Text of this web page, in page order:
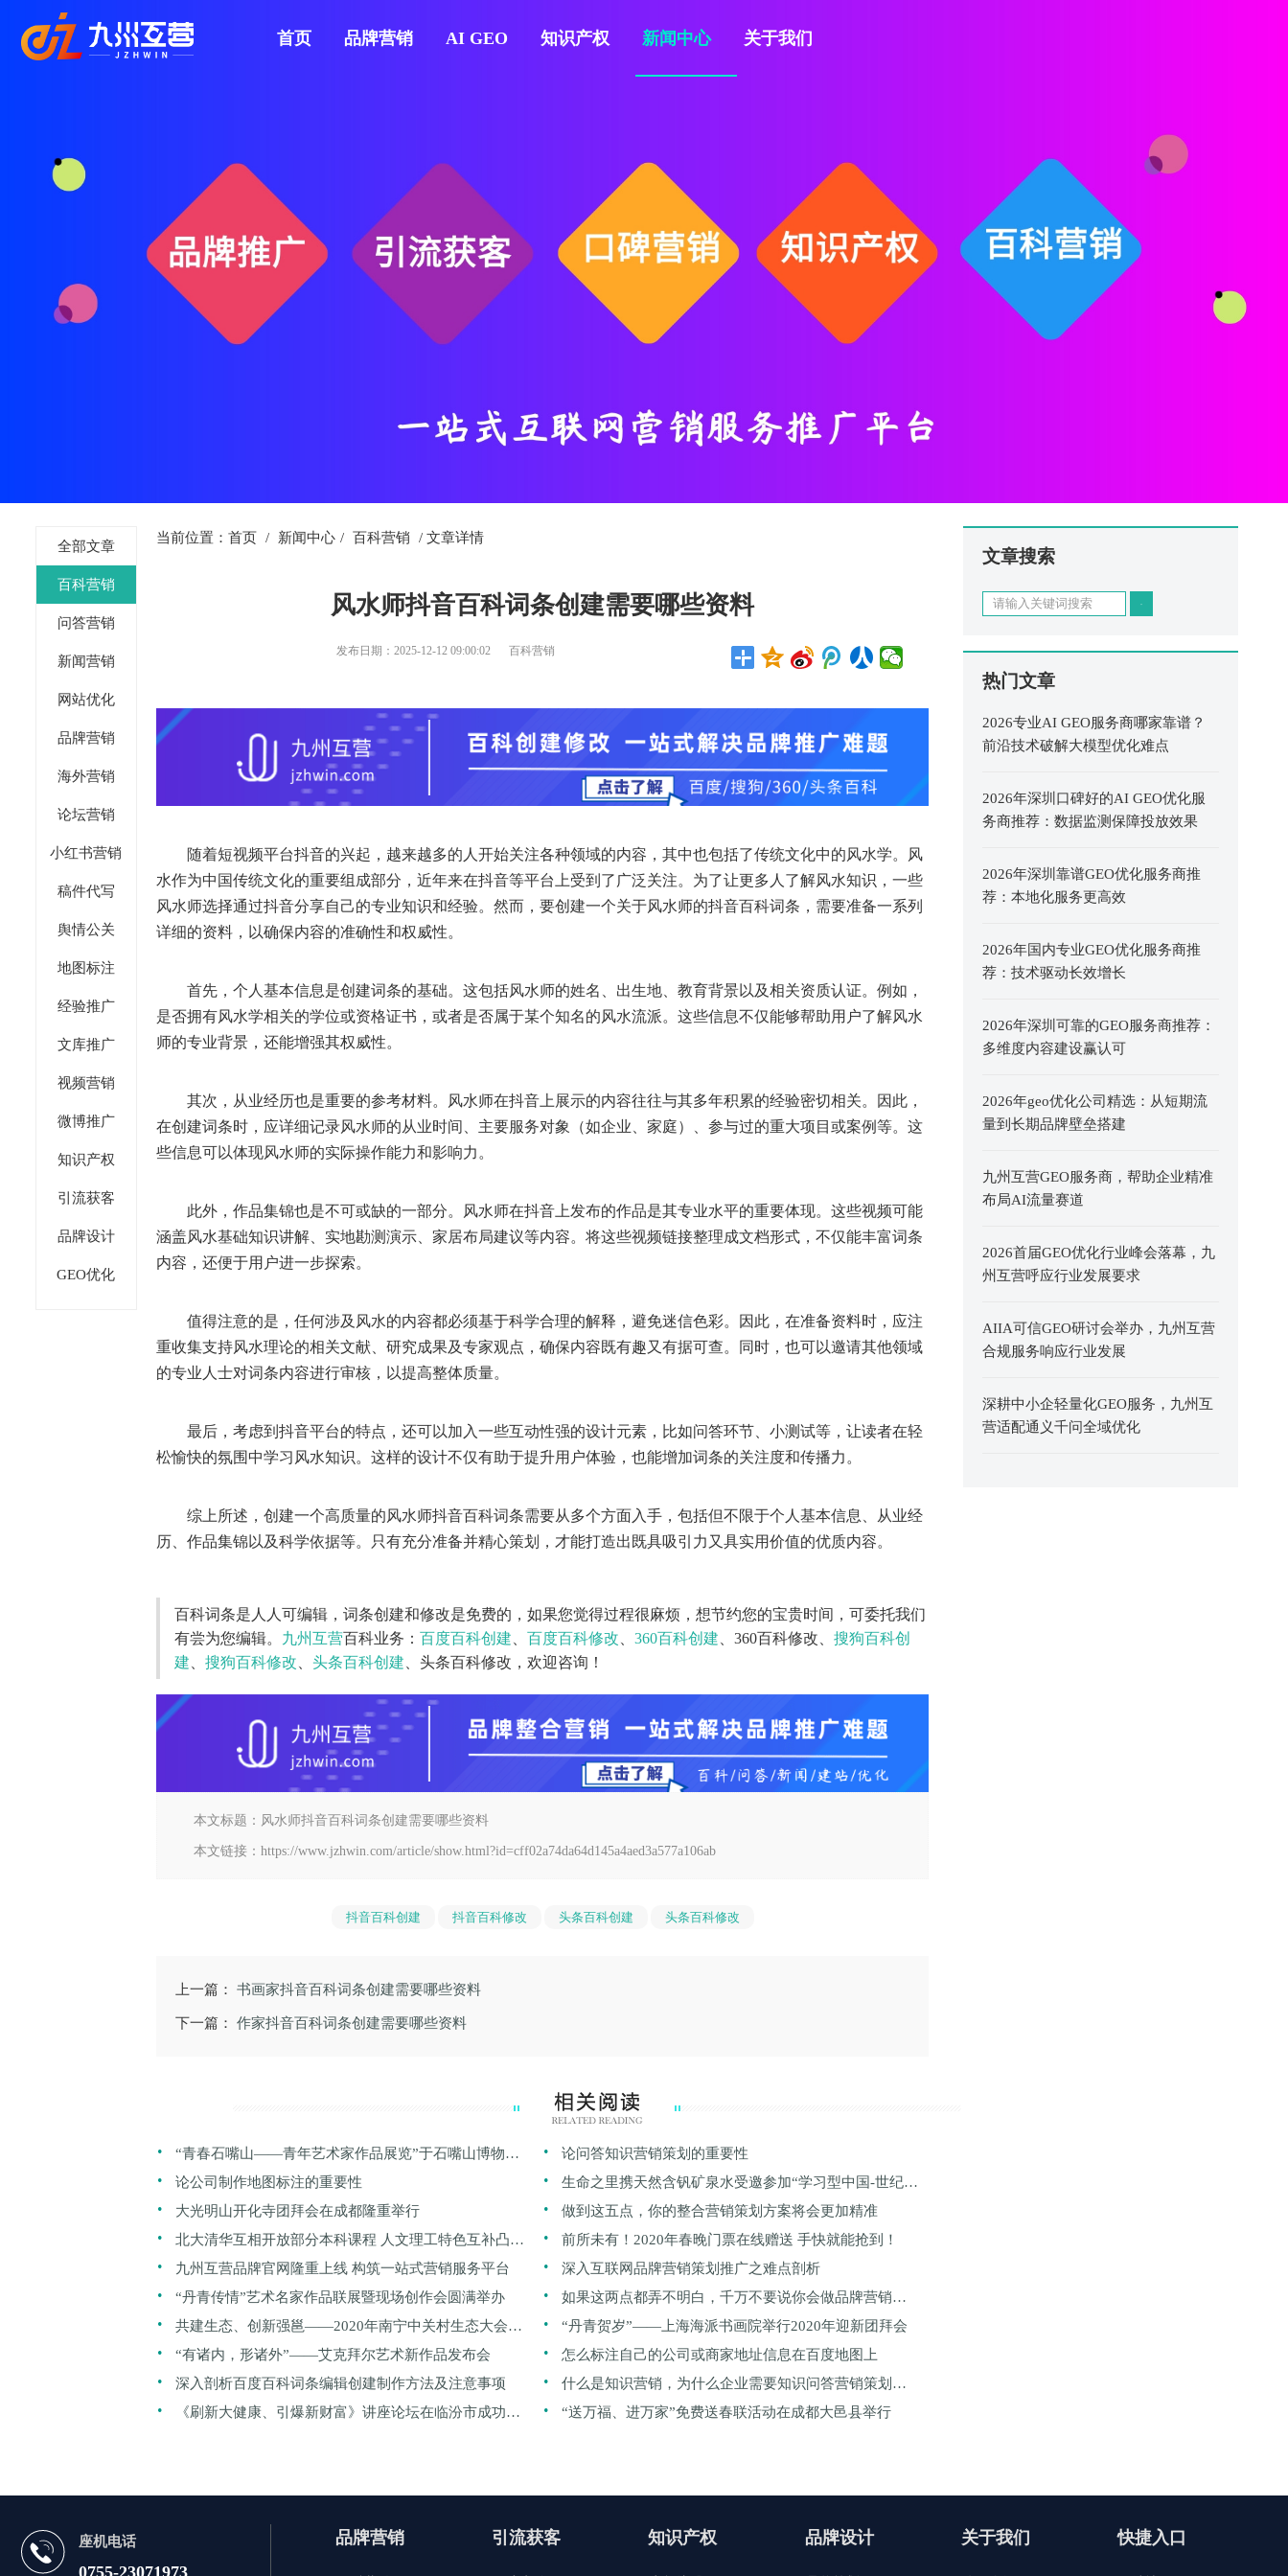
首页 品牌营销 AI GEO 知识产权 新闻中心 关于我们
全部文章
百科营销
问答营销
新闻营销
网站优化
品牌营销
海外营销
论坛营销
小红书营销
稿件代写
舆情公关
地图标注
经验推广
文库推广
视频营销
微博推广
知识产权
引流获客
品牌设计
GEO优化
当前位置： 首页 / 新闻中心 / 百科营销 / 文章详情
风水师抖音百科词条创建需要哪些资料
发布日期：2025-12-12 09:00:02 百科营销
随着短视频平台抖音的兴起，越来越多的人开始关注各种领域的内容，其中也包括了传统文化中的风水学。风
水作为中国传统文化的重要组成部分，近年来在抖音等平台上受到了广泛关注。为了让更多人了解风水知识，一些
风水师选择通过抖音分享自己的专业知识和经验。然而，要创建一个关于风水师的抖音百科词条，需要准备一系列
详细的资料，以确保内容的准确性和权威性。
首先，个人基本信息是创建词条的基础。这包括风水师的姓名、出生地、教育背景以及相关资质认证。例如，
是否拥有风水学相关的学位或资格证书，或者是否属于某个知名的风水流派。这些信息不仅能够帮助用户了解风水
师的专业背景，还能增强其权威性。
其次，从业经历也是重要的参考材料。风水师在抖音上展示的内容往往与其多年积累的经验密切相关。因此，
在创建词条时，应详细记录风水师的从业时间、主要服务对象（如企业、家庭）、参与过的重大项目或案例等。这
些信息可以体现风水师的实际操作能力和影响力。
此外，作品集锦也是不可或缺的一部分。风水师在抖音上发布的作品是其专业水平的重要体现。这些视频可能
涵盖风水基础知识讲解、实地勘测演示、家居布局建议等内容。将这些视频链接整理成文档形式，不仅能丰富词条
内容，还便于用户进一步探索。
值得注意的是，任何涉及风水的内容都必须基于科学合理的解释，避免迷信色彩。因此，在准备资料时，应注
重收集支持风水理论的相关文献、研究成果及专家观点，确保内容既有趣又有据可查。同时，也可以邀请其他领域
的专业人士对词条内容进行审核，以提高整体质量。
最后，考虑到抖音平台的特点，还可以加入一些互动性强的设计元素，比如问答环节、小测试等，让读者在轻
松愉快的氛围中学习风水知识。这样的设计不仅有助于提升用户体验，也能增加词条的关注度和传播力。
综上所述，创建一个高质量的风水师抖音百科词条需要从多个方面入手，包括但不限于个人基本信息、从业经
历、作品集锦以及科学依据等。只有充分准备并精心策划，才能打造出既具吸引力又具实用价值的优质内容。
百科词条是人人可编辑，词条创建和修改是免费的，如果您觉得过程很麻烦，想节约您的宝贵时间，可委托我们
有尝为您编辑。 九州互营百科业务： 百度百科创建 百度百科修改 360百科创建 、360百科修改、 搜狗百科创
建
搜狗百科修改 头条百科创建 、头条百科修改，欢迎咨询！
本文标题： 风水师抖音百科词条创建需要哪些资料
本文链接： https://www.jzhwin.com/article/show.html?id=cff02a74da64d145a4aed3a577a106ab
抖音百科创建 抖音百科修改 头条百科创建 头条百科修改
上一篇： 书画家抖音百科词条创建需要哪些资料
下一篇： 作家抖音百科词条创建需要哪些资料
.
“青春石嘴山——青年艺术家作品展览”于石嘴山博物馆
隆重开幕
. 论问答知识营销策划的重要性
. 论公司制作地图标注的重要性 .
生命之里携天然含钒矿泉水受邀参加“学习型中国-世纪成
功论坛”
. 大光明山开化寺团拜会在成都隆重举行 . 做到这五点，你的整合营销策划方案将会更加精准
.
北大清华互相开放部分本科课程 人文理工特色互补凸显
人性化
. 前所未有！2020年春晚门票在线赠送 手快就能抢到！
. 九州互营品牌官网隆重上线 构筑一站式营销服务平台 . 深入互联网品牌营销策划推广之难点剖析
. “丹青传情”艺术名家作品联展暨现场创作会圆满举办 .
如果这两点都弄不明白，千万不要说你会做品牌营销策
划推广
.
共建生态、创新强邕——2020年南宁中关村生态大会
（第三届）成功举办
. “丹青贺岁”——上海海派书画院举行2020年迎新团拜会
. “有诸内，形诸外”——艾克拜尔艺术新作品发布会 . 怎么标注自己的公司或商家地址信息在百度地图上
. 深入剖析百度百科词条编辑创建制作方法及注意事项 .
什么是知识营销，为什么企业需要知识问答营销策划推
广
.
《刷新大健康、引爆新财富》讲座论坛在临汾市成功举
. “送万福、进万家”免费送春联活动在成都大邑县举行
文章搜索
热门文章
2026专业AI GEO服务商哪家靠谱？
前沿技术破解大模型优化难点
2026年深圳口碑好的AI GEO优化服
务商推荐：数据监测保障投放效果
2026年深圳靠谱GEO优化服务商推
荐：本地化服务更高效
2026年国内专业GEO优化服务商推
荐：技术驱动长效增长
2026年深圳可靠的GEO服务商推荐：
多维度内容建设赢认可
2026年geo优化公司精选：从短期流
量到长期品牌壁垒搭建
九州互营GEO服务商，帮助企业精准
布局AI流量赛道
2026首届GEO优化行业峰会落幕，九
州互营呼应行业发展要求
AIIA可信GEO研讨会举办，九州互营
合规服务响应行业发展
深耕中小企轻量化GEO服务，九州互
营适配通义千问全域优化
座机电话 品牌营销 引流获客 知识产权 品牌设计 关于我们 快捷入口